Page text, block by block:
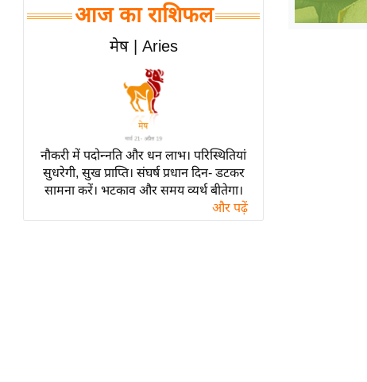
बॉलीवुड
हॉलीवुड
Breaking
लाइफस्टाइल
टेक्नॉलॉजी
ब्यूटी/फैशन
आज का राशिफल
मेष | Aries
नौकरी में पदोन्नति और धन लाभ। परिस्थितियां
सुधरेगी, सुख प्राप्ति। संघर्ष प्रधान दिन- डटकर
सामना करें। भटकाव और समय व्यर्थ बीतेगा।
और पढ़ें